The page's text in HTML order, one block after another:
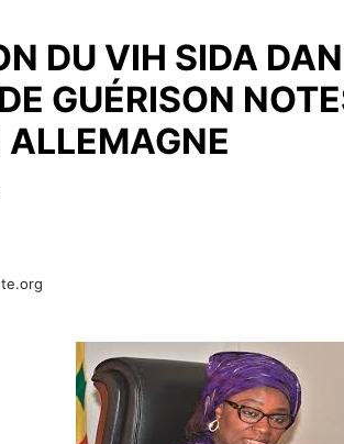
DU VIH SIDA
GUÉRISON
ALLEMAGNE